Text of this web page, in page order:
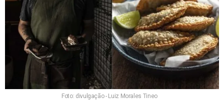
Foto: divulgação - Luiz Morales Tineo